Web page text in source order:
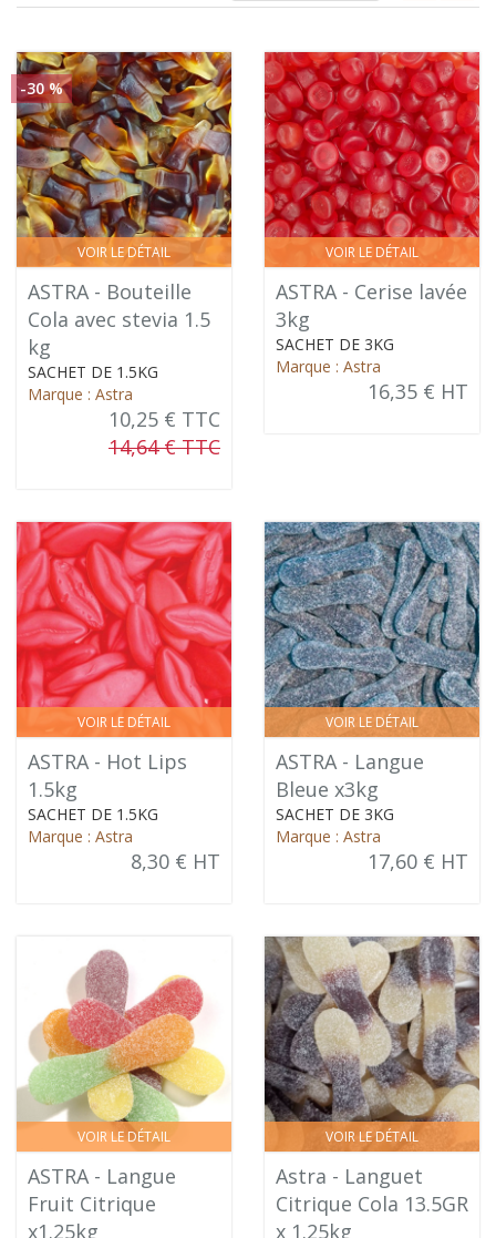
VOIR LE DÉTAIL
-30 %
ASTRA - Bouteille
Cola avec stevia 1.5
kg
SACHET DE 1.5KG
Marque : Astra
10,25 € TTC
14,64 € TTC
VOIR LE DÉTAIL
ASTRA - Cerise lavée
3kg
SACHET DE 3KG
Marque : Astra
16,35 € HT
VOIR LE DÉTAIL
ASTRA - Hot Lips
1.5kg
SACHET DE 1.5KG
Marque : Astra
8,30 € HT
VOIR LE DÉTAIL
ASTRA - Langue
Bleue x3kg
SACHET DE 3KG
Marque : Astra
17,60 € HT
VOIR LE DÉTAIL
ASTRA - Langue
Fruit Citrique
x1.25kg
VOIR LE DÉTAIL
Astra - Languet
Citrique Cola 13.5GR
x 1.25kg